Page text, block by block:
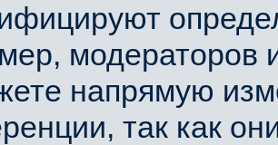
модераторов
напрямую
так как